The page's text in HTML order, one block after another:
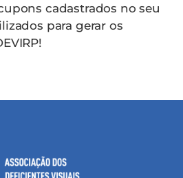
cadastrados no seu
para gerar os